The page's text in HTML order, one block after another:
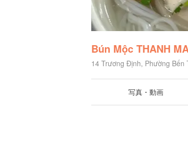
Bún Mộc THANH
14 Trương Định, Phường Bến
写真・動画